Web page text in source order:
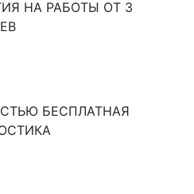
НА РАБОТЫ ОТ 3
БЕСПЛАТНАЯ